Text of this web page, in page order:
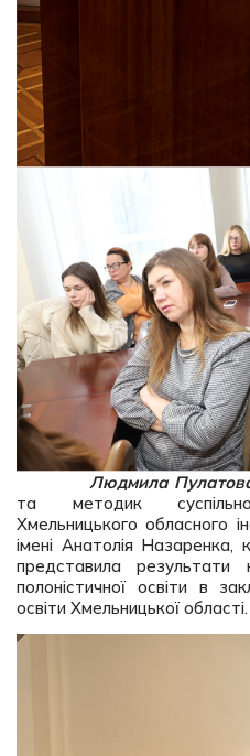
Людмила
та методик суспільно-
Хмельницького обласного
імені Анатолія Назаренка,
представила
полоністичної освіти в
освіти Хмельницької області.